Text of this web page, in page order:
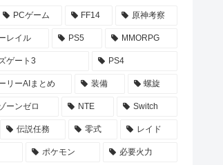
PCゲーム FF14 原神考察
レイル PS5 MMORPG
ゲート3 PS4
リーAIまとめ 装備 螺旋
ーンゼロ NTE Switch
伝説任務 零式 レイド
ポケモン 必要火力